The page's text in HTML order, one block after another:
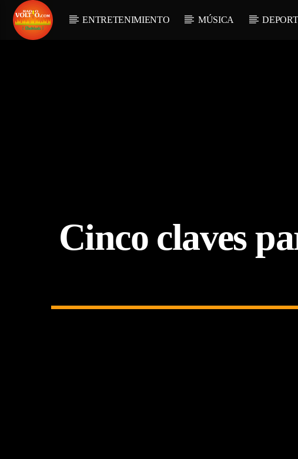
ENTRETENIMIENTO MÚSICA
Cinco claves